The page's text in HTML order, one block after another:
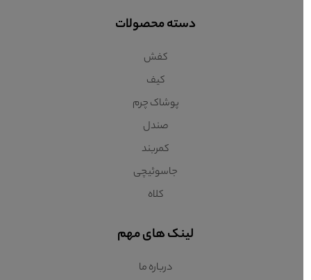
دسته محصولات
کفش
کیف
پوشاک چرم
صندل
کمربند
جاسوئیچی
کلاه
لینک های مهم
درباره ما